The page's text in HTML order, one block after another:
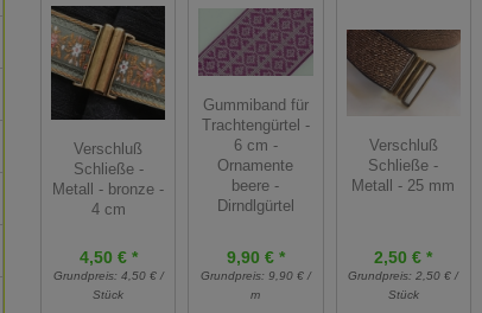
Verschluß
Schließe -
Metall - bronze -
4 cm
4,50 € *
Grundpreis: 4,50 € /
Stück
Gummiband für
Trachtengürtel -
6 cm -
Ornamente
beere -
Dirndlgürtel
9,90 € *
Grundpreis: 9,90 € /
m
Verschluß
Schließe -
Metall - 25 mm
2,50 € *
Grundpreis: 2,50 € /
Stück